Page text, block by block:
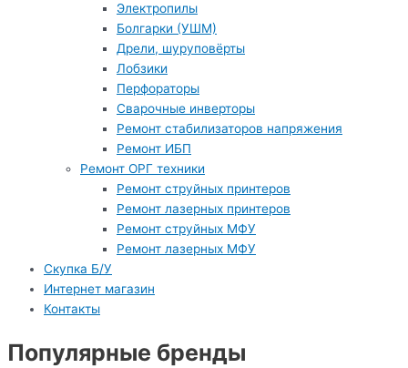
Электропилы
Болгарки (УШМ)
Дрели, шуруповёрты
Лобзики
Перфораторы
Сварочные инверторы
Ремонт стабилизаторов напряжения
Ремонт ИБП
Ремонт ОРГ техники
Ремонт струйных принтеров
Ремонт лазерных принтеров
Ремонт струйных МФУ
Ремонт лазерных МФУ
Скупка Б/У
Интернет магазин
Контакты
Популярные бренды